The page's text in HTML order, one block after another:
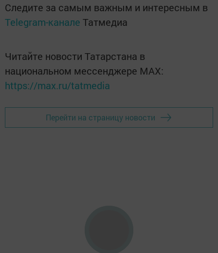
Следите за самым важным и интересным в
Telegram-канале Татмедиа
Читайте новости Татарстана в
национальном мессенджере MАХ:
https://max.ru/tatmedia
Перейти на страницу новости